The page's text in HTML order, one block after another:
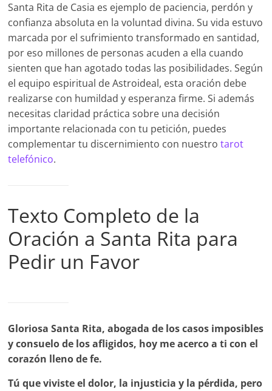
Santa Rita de Casia es ejemplo de paciencia, perdón y
confianza absoluta en la voluntad divina. Su vida estuvo
marcada por el sufrimiento transformado en santidad,
por eso millones de personas acuden a ella cuando
sienten que han agotado todas las posibilidades. Según
el equipo espiritual de Astroideal, esta oración debe
realizarse con humildad y esperanza firme. Si además
necesitas claridad práctica sobre una decisión
importante relacionada con tu petición, puedes
complementar tu discernimiento con nuestrotarot
telefónico.
Texto Completo de la
Oración a Santa Rita para
Pedir un Favor
Gloriosa Santa Rita, abogada de los casos imposibles
y consuelo de los afligidos, hoy me acerco a ti con el
corazón lleno de fe.
Tú que viviste el dolor, la injusticia y la pérdida, pero